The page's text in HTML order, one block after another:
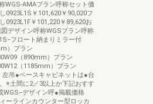
WGS-AMAプラン呼称セット価
0923L1S￥101,620￥90,020フ
0923L1F￥101,220￥89,620お
デザイン呼称WGSプラン呼称
フロート納まりミラー付
）プラン
（890mm）プラン
（1185mm）プラン
吊●ベースキャビネットは●台
※土間に2／3以上か下記おすす
WGS−デザイン呼●掲載価格
ーラインカウンター型ロッカ